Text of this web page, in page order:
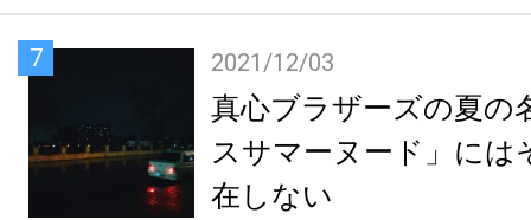
7 2021/12/03
真心ブラザーズの夏の
スサマーヌード」には
在しない